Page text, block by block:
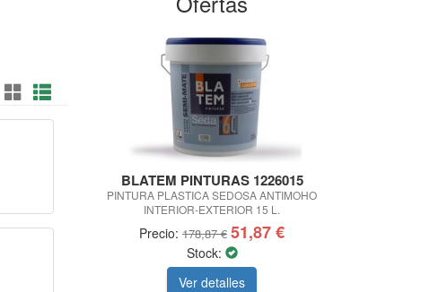
BLATEM PINTURAS 1226015
PINTURA PLASTICA SEDOSA ANTIMOHO
INTERIOR-EXTERIOR 15 L.
Precio: 178,87 € 51,87 €
Stock:
Ver detalles